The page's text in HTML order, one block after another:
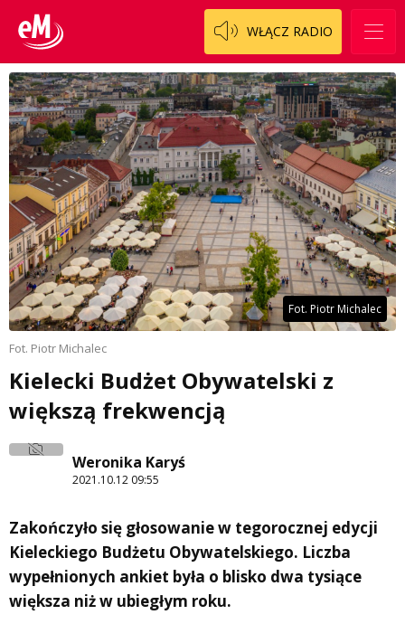
WŁĄCZ RADIO
Fot. Piotr Michalec
Fot. Piotr Michalec
Kielecki Budżet Obywatelski z
większą frekwencją
Weronika Karyś
2021.10.12 09:55
Zakończyło się głosowanie w tegorocznej edycji
Kieleckiego Budżetu Obywatelskiego. Liczba
wypełnionych ankiet była o blisko dwa tysiące
większa niż w ubiegłym roku.